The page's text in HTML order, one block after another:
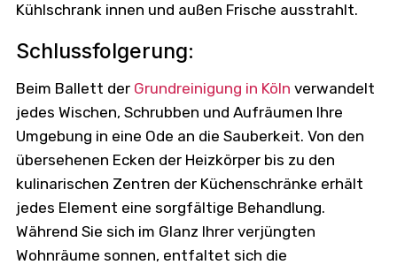
Kühlschrank innen und außen Frische ausstrahlt.
Schlussfolgerung:
Beim Ballett der Grundreinigung in Köln verwandelt
jedes Wischen, Schrubben und Aufräumen Ihre
Umgebung in eine Ode an die Sauberkeit. Von den
übersehenen Ecken der Heizkörper bis zu den
kulinarischen Zentren der Küchenschränke erhält
jedes Element eine sorgfältige Behandlung.
Während Sie sich im Glanz Ihrer verjüngten
Wohnräume sonnen, entfaltet sich die